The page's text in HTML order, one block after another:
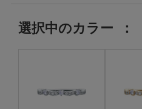
選択中のカラー ：